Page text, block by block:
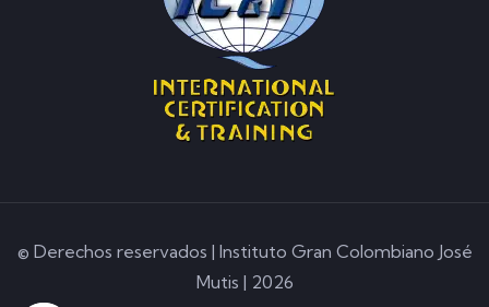
© Derechos reservados | Instituto Gran Colombiano José
Mutis | 2026